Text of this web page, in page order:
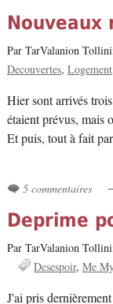
Nouveaux
Par TarValanion
Decouvertes Logement
Hier sont arrivés
étaient prévus, mais
Et puis, tout à fait
5 commentaires
Deprime
Par TarValanion
Desespoir Me
J'ai pris